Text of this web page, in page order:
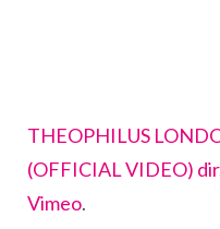
THEOPHILUS
(OFFICIAL VIDEO)
Vimeo.